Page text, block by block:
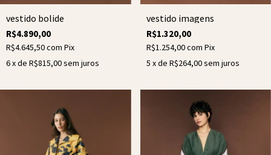
vestido bolide
R$4.890,00
R$4.645,50com Pix
6x de R$815,00sem juros
vestido imagens
R$1.320,00
R$1.254,00com Pix
5 x de R$264,00sem juros